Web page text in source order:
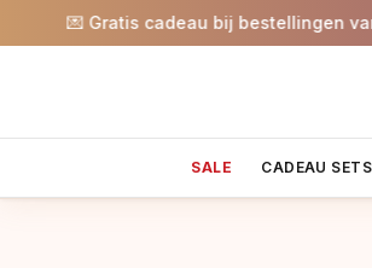
💌 Gratis cadeau bij bestellingen vanaf
SALE CADEAU SETS